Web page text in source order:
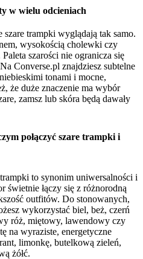
w wielu odcieniach
trampki wyglądają tak samo.
wysokością cholewki czy
szarości nie ogranicza się
Converse.pl znajdziesz subtelne
tonami i mocne,
że duże znaczenie ma wybór
zamsz lub skóra będą dawały
połączyć szare trampki i
to synonim uniwersalności i
świetnie łączy się z różnorodną
outfitów. Do stonowanych,
wykorzystać biel, beż, czerń
róż, miętowy, lawendowy czy
na wyraziste, energetyczne
limonkę, butelkową zieleń,
żółć.